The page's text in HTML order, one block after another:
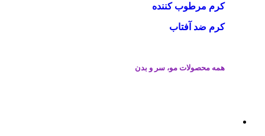
کرم مرطوب کننده
کرم ضد آفتاب
همه محصولات مو، سر و بدن